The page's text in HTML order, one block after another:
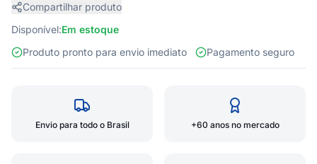
Compartilhar produto
Disponível:Em estoque
Produto pronto para envio imediato
Pagamento seguro
Envio para todo o Brasil +60 anos no mercado